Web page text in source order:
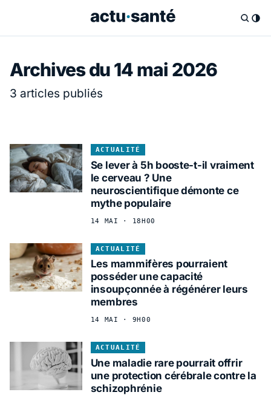
Archives du 14 mai 2026
3 articles publiés
ACTUALITÉ
Se lever à 5h booste-t-il vraiment
le cerveau ? Une
neuroscientifique démonte ce
mythe populaire
14 MAI · 18H00
ACTUALITÉ
Les mammifères pourraient
posséder une capacité
insoupçonnée à régénérer leurs
membres
14 MAI · 9H00
ACTUALITÉ
Une maladie rare pourrait offrir
une protection cérébrale contre la
schizophrénie